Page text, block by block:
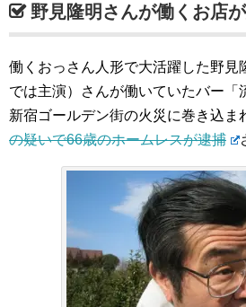
野見隆明さんが働くお店
働くおっさん人形で大活躍した野見
では主演）さんが働いていたバー「
新宿ゴールデン街の火災に巻き込ま
の疑いで66歳のホームレスが逮捕